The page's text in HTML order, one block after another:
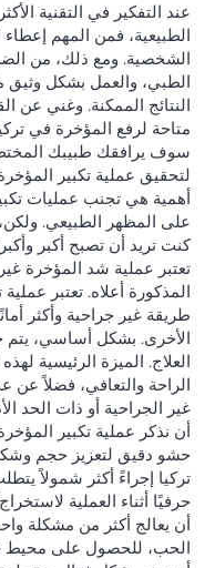
عند التفكير في التقنية
الطبيعية، فمن المهم إعطاء
الشخصية. ومع ذلك، من
الطبي، والعمل بشكل
النتائج الممكنة. وغني عن
متاحة لرفع المؤخرة في
سوف يرافقك طبيبك
لتحقيق عملية تكبير
أهمية هي تجنب عمليات
على المظهر الطبيعي.
كنت تريد أن تصبح أكبر
تعتبر عملية شد المؤخرة
المذكورة أعلاه. تعتبر
طريقة غير جراحية وأكثر
الأخرى. بشكل أساسي، يتم
العلاج. الميزة الرئيسية
الراحة والتعافي، فضلاً عن
غير الجراحية أو ذات الحد
أن نذكر عملية تكبير
حرفيًا أثناء العملية
أن يعالج أكثر من مشكلة